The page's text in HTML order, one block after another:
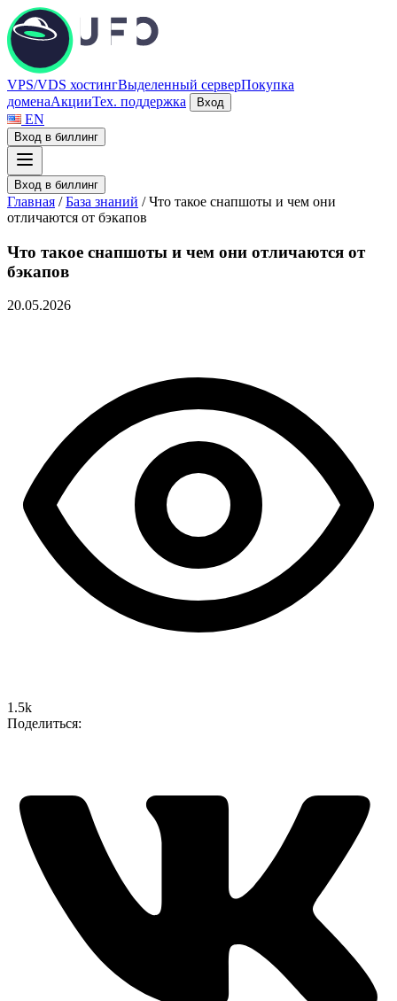
VPS/VDS хостингВыделенный серверПокупка
доменаАкцииТех. поддержка Вход
EN
Вход в биллинг
Вход в биллинг
Главная / База знаний / Что такое снапшоты и чем они
отличаются от бэкапов
Что такое снапшоты и чем они отличаются от
бэкапов
20.05.2026
1.5k
Поделиться: